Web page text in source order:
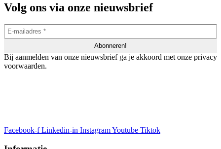
Volg ons via onze nieuwsbrief
Bij aanmelden van onze nieuwsbrief ga je akkoord met onze privacy
voorwaarden.
Facebook-f Linkedin-in InstagramYoutube Tiktok